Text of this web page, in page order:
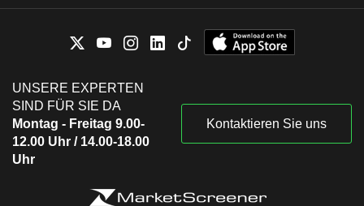
UNSERE EXPERTEN
SIND FÜR SIE DA
Montag - Freitag 9.00-
12.00 Uhr / 14.00-18.00
Uhr
Kontaktieren Sie uns